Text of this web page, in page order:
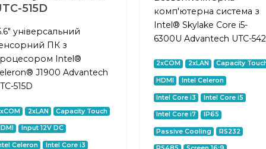
комп'ютерна система з
Intel® Skylake Core i5-
6300U Advantech UTC-
2xCOM 2xLAN Capacity
HDMI Intel Celeron
Intel Core i3 Intel Core i5
Intel Core i7 IP65
Passive Cooling RS232
515D
універсальний
ПК з
Intel®
J1900 Advantech
515D
2xLAN Capacity Touch
Input 12V DC
Celeron Intel Core i3